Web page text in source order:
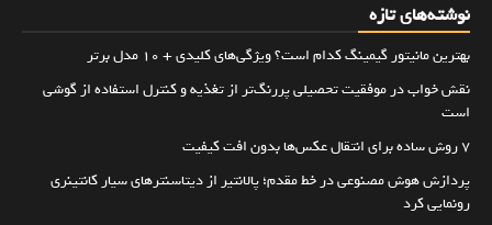
نوشته‌های تازه
بهترین مانیتور گیمینگ کدام است؟ ویژگی‌های کلیدی + 10 مدل برتر
نقش خواب در موفقیت تحصیلی پررنگ‌تر از تغذیه و کنترل استفاده از گوشی
است
۷ روش ساده برای انتقال عکس‌ها بدون افت کیفیت
پردازش هوش مصنوعی در خط مقدم؛ پالانتیر از دیتاسنترهای سیار کانتینری
رونمایی کرد